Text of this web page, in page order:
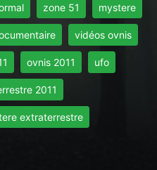
zone 51 mystere
vidéos ovnis
ovnis 2011 ufo
2011
extraterrestre